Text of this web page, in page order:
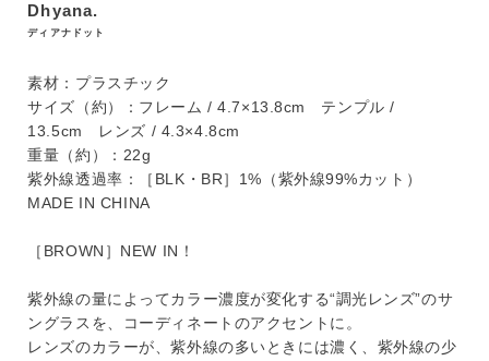
Dhyana.
ディアナドット
素材：プラスチック
サイズ（約）：フレーム / 4.7×13.8cm テンプル /
13.5cm レンズ / 4.3×4.8cm
重量（約）：22g
紫外線透過率：［BLK・BR］1%（紫外線99%カット）
MADE IN CHINA
［BROWN］NEW IN！
紫外線の量によってカラー濃度が変化する“調光レンズ”のサ
ングラスを、コーディネートのアクセントに。
レンズのカラーが、紫外線の多いときには濃く、紫外線の少